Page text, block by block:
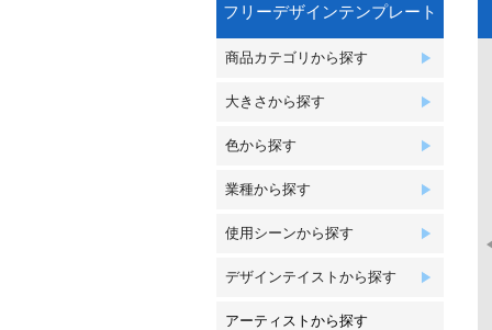
フリーデザインテンプレート
商品カテゴリから探す
大きさから探す
色から探す
業種から探す
使用シーンから探す
デザインテイストから探す
アーティストから探す